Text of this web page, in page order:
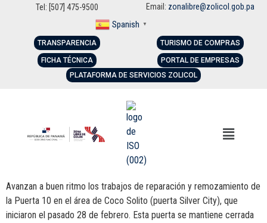
Tel: [507] 475-9500 Email: zonalibre@zolicol.gob.pa
Spanish ▼
TRANSPARENCIA
FICHA TÉCNICA
TURISMO DE COMPRAS
PORTAL DE EMPRESAS
PLATAFORMA DE SERVICIOS ZOLICOL
Avanzan a buen ritmo los trabajos de reparación y remozamiento de
la Puerta 10 en el área de Coco Solito (puerta Silver City), que
iniciaron el pasado 28 de febrero. Esta puerta se mantiene cerrada